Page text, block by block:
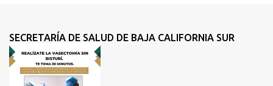
t
a
r
SECRETARÍA DE SALUD DE BAJA CALIFORNIA SUR